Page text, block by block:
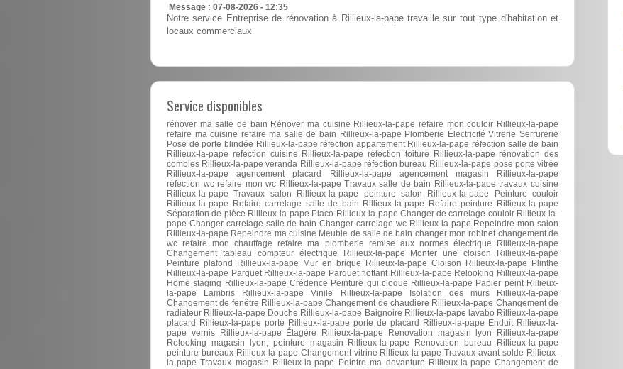
Message : 07-08-2026 - 12:35
Notre service Entreprise de rénovation à Rillieux-la-pape travaille sur tout type d'habitation et
locaux commerciaux
Service disponibles
rénover ma salle de bain Rénover ma cuisine Rillieux-la-pape refaire mon couloir Rillieux-la-pape
refaire ma cuisine refaire ma salle de bain Rillieux-la-pape Plomberie Électricité Vitrerie Serrurerie
Pose de porte blindée Rillieux-la-pape réfection appartement Rillieux-la-pape réfection salle de bain
Rillieux-la-pape réfection cuisine Rillieux-la-pape réfection toiture Rillieux-la-pape rénovation des
combles Rillieux-la-pape véranda Rillieux-la-pape réfection bureau Rillieux-la-pape pose porte vitrée
Rillieux-la-pape agencement placard Rillieux-la-pape agencement magasin Rillieux-la-pape
réfection wc refaire mon wc Rillieux-la-pape Travaux salle de bain Rillieux-la-pape travaux cuisine
Rillieux-la-pape Travaux salon Rillieux-la-pape peinture salon Rillieux-la-pape Peinture couloir
Rillieux-la-pape Refaire carrelage salle de bain Rillieux-la-pape Refaire peinture Rillieux-la-pape
Séparation de pièce Rillieux-la-pape Placo Rillieux-la-pape Changer de carrelage couloir Rillieux-la-
pape Changer carrelage salle de bain Changer carrelage wc Rillieux-la-pape Repeindre mon salon
Rillieux-la-pape Repeindre ma cuisine Meuble de salle de bain changer mon robinet changement de
wc refaire mon chauffage refaire ma plomberie remise aux normes électrique Rillieux-la-pape
Changement tableau compteur électrique Rillieux-la-pape Monter une cloison Rillieux-la-pape
Peinture plafond Rillieux-la-pape Mur en brique Rillieux-la-pape Cloison Rillieux-la-pape Plinthe
Rillieux-la-pape Parquet Rillieux-la-pape Parquet flottant Rillieux-la-pape Relooking Rillieux-la-pape
Home staging Rillieux-la-pape Crédence Peinture qui cloque Rillieux-la-pape Papier peint Rillieux-
la-pape Lambris Rillieux-la-pape Vinile Rillieux-la-pape Isolation des murs Rillieux-la-pape
Changement de fenêtre Rillieux-la-pape Changement de chaudière Rillieux-la-pape Changement de
radiateur Rillieux-la-pape Douche Rillieux-la-pape Baignoire Rillieux-la-pape lavabo Rillieux-la-pape
placard Rillieux-la-pape porte Rillieux-la-pape porte de placard Rillieux-la-pape Enduit Rillieux-la-
pape vernis Rillieux-la-pape Étagère Rillieux-la-pape Renovation magasin lyon Rillieux-la-pape
Relooking magasin lyon, peinture magasin Rillieux-la-pape Renovation bureau Rillieux-la-pape
peinture bureaux Rillieux-la-pape Changement vitrine Rillieux-la-pape Travaux avant solde Rillieux-
la-pape Travaux magasin Rillieux-la-pape Peintre ma devanture Rillieux-la-pape Changement de